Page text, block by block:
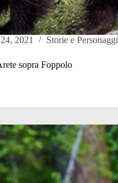
2021 Storie e Personaggi
sopra Foppolo